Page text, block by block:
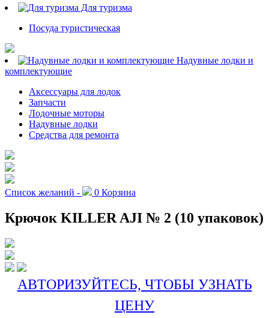
Для туризма
Посуда туристическая
Надувные лодки и
комплектующие
Аксессуары для лодок
Запчасти
Лодочные моторы
Надувные лодки
Средства для ремонта
Список желаний - 0 Корзина
Крючок KILLER AJI № 2 (10 упаковок)
АВТОРИЗУЙТЕСЬ, ЧТОБЫ УЗНАТЬ
ЦЕНУ